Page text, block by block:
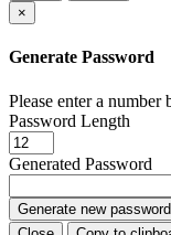
×
Generate Password
Please enter a
Password Length
Generated Password
Generate new password